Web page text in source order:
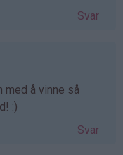
Svar
å vinne så
:)
Svar